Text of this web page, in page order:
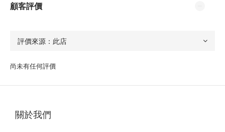
顧客評價
尚未有任何評價
關於我們